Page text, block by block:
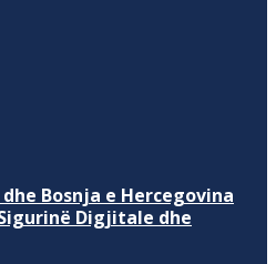
Bosnja e Hercegovina
Digjitale dhe